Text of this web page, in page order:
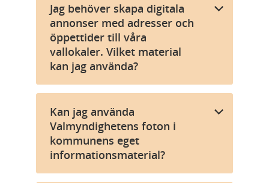
Jag behöver skapa digitala
annonser med adresser och
öppettider till våra
vallokaler. Vilket material
kan jag använda?
Kan jag använda
Valmyndighetens foton i
kommunens eget
informationsmaterial?